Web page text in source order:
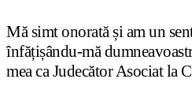
Mă simt onorată și am un
înfățișându-mă
mea ca Judecător Asociat la